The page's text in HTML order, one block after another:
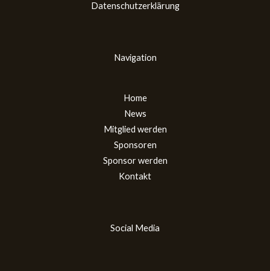
Datenschutzerklärung
Navigation
Home
News
Mitglied werden
Sponsoren
Sponsor werden
Kontakt
Social Media